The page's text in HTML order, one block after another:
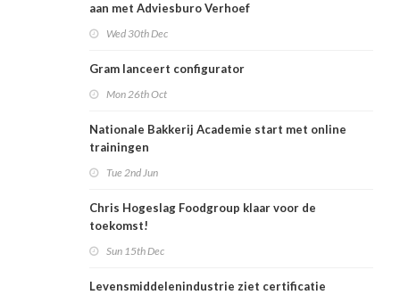
aan met Adviesburo Verhoef
Wed 30th Dec
Gram lanceert configurator
Mon 26th Oct
Nationale Bakkerij Academie start met online
trainingen
Tue 2nd Jun
Chris Hogeslag Foodgroup klaar voor de
toekomst!
Sun 15th Dec
Levensmiddelenindustrie ziet certificatie